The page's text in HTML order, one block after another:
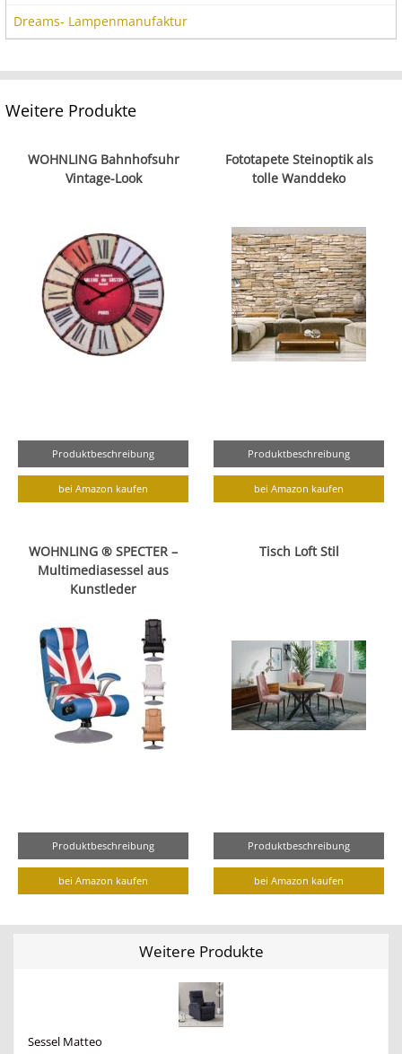
Dreams- Lampenmanufaktur
Weitere Produkte
WOHNLING Bahnhofsuhr
Vintage-Look
Produktbeschreibung
bei Amazon kaufen
Fototapete Steinoptik als
tolle Wanddeko
Produktbeschreibung
bei Amazon kaufen
WOHNLING ® SPECTER –
Multimediasessel aus
Kunstleder
Produktbeschreibung
bei Amazon kaufen
Tisch Loft Stil
Produktbeschreibung
bei Amazon kaufen
Weitere Produkte
Sessel Matteo